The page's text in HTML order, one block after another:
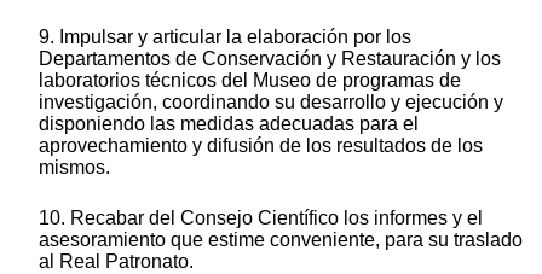
9. Impulsar y articular la elaboración por los
Departamentos de Conservación y Restauración y los
laboratorios técnicos del Museo de programas de
investigación, coordinando su desarrollo y ejecución y
disponiendo las medidas adecuadas para el
aprovechamiento y difusión de los resultados de los
mismos.
10. Recabar del Consejo Científico los informes y el
asesoramiento que estime conveniente, para su traslado
al Real Patronato.